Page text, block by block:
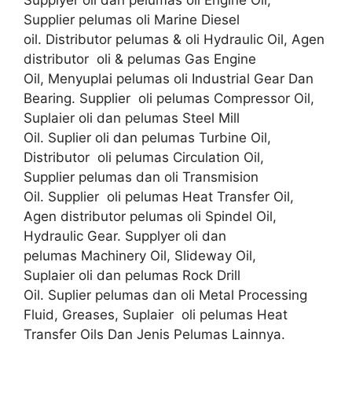
Supplier pelumas oli Marine Diesel
oil. Distributor pelumas & oli Hydraulic Oil, Agen
distributor oli & pelumas Gas Engine
Oil, Menyuplai pelumas oli Industrial Gear Dan
Bearing. Supplier oli pelumas Compressor Oil,
Suplaier oli dan pelumas Steel Mill
Oil. Suplier oli dan pelumas Turbine Oil,
Distributor oli pelumas Circulation Oil,
Supplier pelumas dan oli Transmision
Oil. Supplier oli pelumas Heat Transfer Oil,
Agen distributor pelumas oli Spindel Oil,
Hydraulic Gear. Supplyer oli dan
pelumas Machinery Oil, Slideway Oil,
Suplaier oli dan pelumas Rock Drill
Oil. Suplier pelumas dan oli Metal Processing
Fluid, Greases, Suplaier oli pelumas Heat
Transfer Oils Dan Jenis Pelumas Lainnya.